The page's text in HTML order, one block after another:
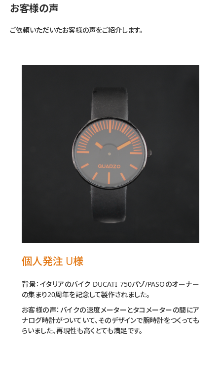
お客様の声
ご依頼いただいたお客様の声をご紹介します。
個人発注 U様
背景：イタリアのバイク DUCATI 750パゾ/PASOのオーナー
の集まり20周年を記念して製作されました。
お客様の声：バイクの速度メーターとタコメーターの間にア
ナログ時計がついていて、そのデザインで腕時計をつくっても
らいました、再現性も高くとても満足です。